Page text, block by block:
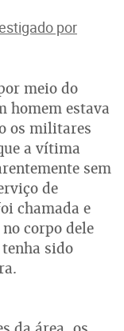
por
meio do
homem estava
os militares
a vítima
sem
de
chamada e
corpo dele
sido